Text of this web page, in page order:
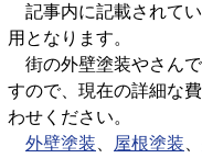
記事内に記載されてい
用となります。
街の外壁塗装やさん
すので、現在の詳細な
わせください。
外壁塗装
屋根塗装